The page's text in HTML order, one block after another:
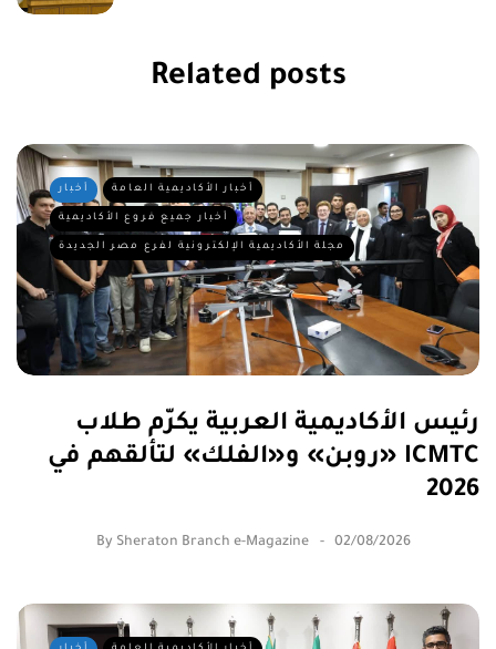
Related posts
أخبار أخبار الأكاديمية العامة
أخبار جميع فروع الأكاديمية
مجلة الأكاديمية الإلكترونية لفرع مصر الجديدة
رئيس الأكاديمية العربية يكرّم طلاب
«روبن» و«الفلك» لتألقهم في ICMTC
2026
By Sheraton Branch e-Magazine 02/08/2026